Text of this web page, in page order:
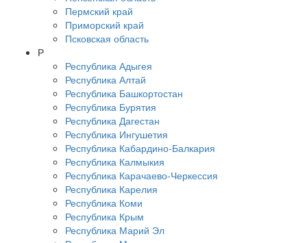
Пермский край
Приморский край
Псковская область
Р
Республика Адыгея
Республика Алтай
Республика Башкортостан
Республика Бурятия
Республика Дагестан
Республика Ингушетия
Республика Кабардино-Балкария
Республика Калмыкия
Республика Карачаево-Черкессия
Республика Карелия
Республика Коми
Республика Крым
Республика Марий Эл